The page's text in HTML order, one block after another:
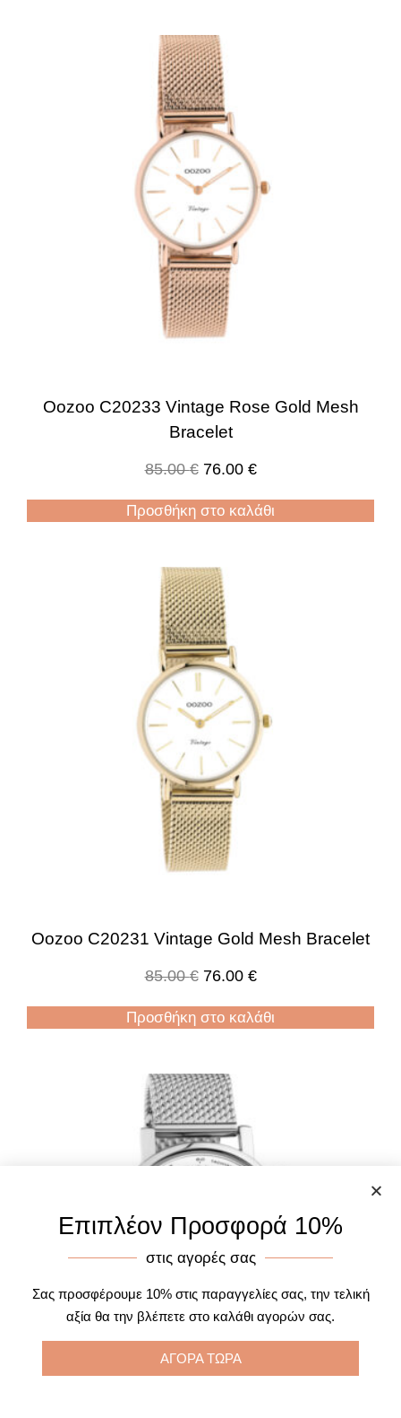
Oozoo C20233 Vintage Rose Gold Mesh
Bracelet
85.00€ 76.00 €
Προσθήκη στο καλάθι
Oozoo C20231 Vintage Gold Mesh Bracelet
85.00€ 76.00 €
Προσθήκη στο καλάθι
Επιπλέον Προσφορά 10%
στις αγορές σας
Σας προσφέρουμε 10% στις παραγγελίες σας, την τελική
αξία θα την βλέπετε στο καλάθι αγορών σας.
ΑΓΟΡΑ ΤΩΡΑ